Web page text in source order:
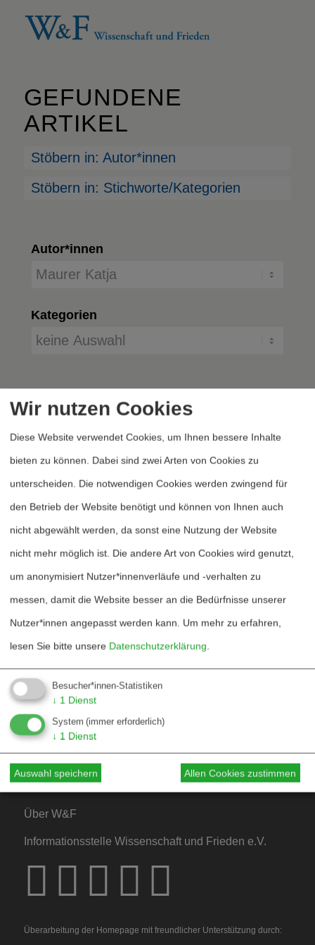
GEFUNDENE
ARTIKEL
Stöbern in: Autor*innen
Stöbern in: Stichworte/Kategorien
Autor*innen
Kategorien
Heftarchiv
Bestellen
Fördern
Jubiläum 40 Jahre
Kontakt
Mediadaten
Hinweise für Autor*innen
Hinweise für Dossiers
Über W&F
Informationsstelle Wissenschaft und Frieden e.V.
Überarbeitung der Homepage mit freundlicher Unterstützung durch:
Wir nutzen Cookies
Diese Website verwendet Cookies, um Ihnen bessere Inhalte
bieten zu können. Dabei sind zwei Arten von Cookies zu
unterscheiden. Die notwendigen Cookies werden zwingend für
den Betrieb der Website benötigt und können von Ihnen auch
nicht abgewählt werden, da sonst eine Nutzung der Website
nicht mehr möglich ist. Die andere Art von Cookies wird genutzt,
um anonymisiert Nutzer*innenverläufe und -verhalten zu
messen, damit die Website besser an die Bedürfnisse unserer
Nutzer*innen angepasst werden kann. Um mehr zu erfahren,
lesen Sie bitte unsere Datenschutzerklärung.
Besucher*innen-Statistiken
↓ 1 Dienst
System (immer erforderlich)
↓ 1 Dienst
Auswahl speichern Allen Cookies zustimmen